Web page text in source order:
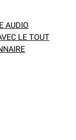
AUDIO
LE TOUT